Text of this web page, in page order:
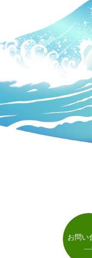
お問い